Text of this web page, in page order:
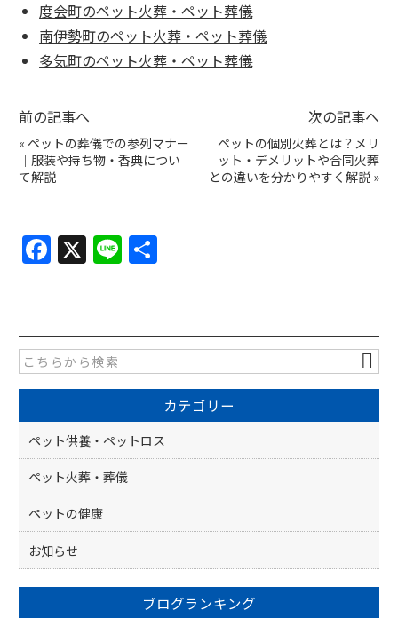
度会町のペット火葬・ペット葬儀
南伊勢町のペット火葬・ペット葬儀
多気町のペット火葬・ペット葬儀
前の記事へ
« ペットの葬儀での参列マナー
｜服装や持ち物・香典につい
て解説
次の記事へ
ペットの個別火葬とは？メリ
ット・デメリットや合同火葬
との違いを分かりやすく解説 »
F
e
b
o
o
k
X Li
カテゴリー
ペット供養・ペットロス
ペット火葬・葬儀
ペットの健康
お知らせ
ブログランキング